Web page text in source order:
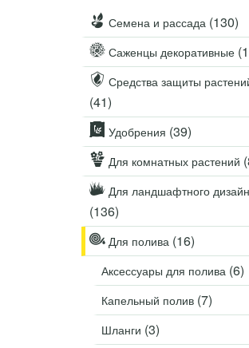
Семенной картофель
Семена и рассада
Саженцы декоративные
Для комнатных растений
Для ландшафтного дизайна
Инструменты и инвентарь
Виноделие
Пчеловодство
Садовые фигуры
Мицелий грибов
Товары для дома
Теплицы и укрывной материал
Семена и рассада (130)
Саженцы декоративные
Средства защиты
(41)
Удобрения (39)
Для комнатных растений
Для ландшафтного
(136)
Для полива (16)
Аксессуары для полива (6)
Капельный полив (7)
Шланги (3)